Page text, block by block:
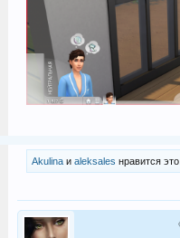
Akulinaи aleksales нравится это.